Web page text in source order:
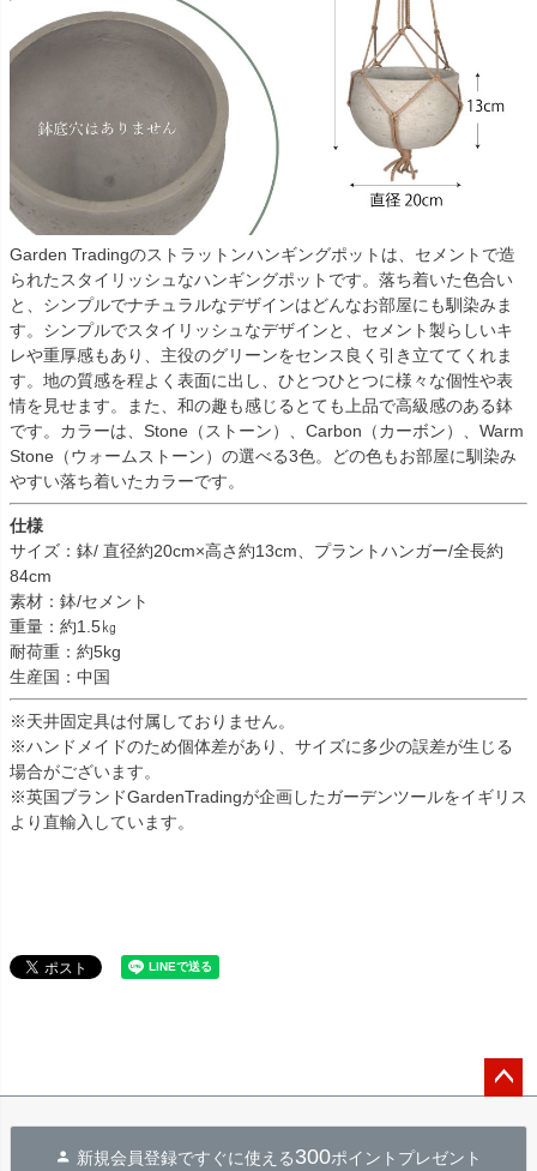
Garden Tradingのストラットンハンギングポットは、セメントで造
られたスタイリッシュなハンギングポットです。落ち着いた色合い
と、シンプルでナチュラルなデザインはどんなお部屋にも馴染みま
す。シンプルでスタイリッシュなデザインと、セメント製らしいキ
レや重厚感もあり、主役のグリーンをセンス良く引き立ててくれま
す。地の質感を程よく表面に出し、ひとつひとつに様々な個性や表
情を見せます。また、和の趣も感じるとても上品で高級感のある鉢
です。カラーは、Stone（ストーン）、Carbon（カーボン）、Warm
Stone（ウォームストーン）の選べる3色。どの色もお部屋に馴染み
やすい落ち着いたカラーです。
仕様
サイズ：鉢/ 直径約20cm×高さ約13cm、プラントハンガー/全長約
84cm
素材：鉢/セメント
重量：約1.5㎏
耐荷重：約5kg
生産国：中国
※天井固定具は付属しておりません。
※ハンドメイドのため個体差があり、サイズに多少の誤差が生じる
場合がございます。
※英国ブランドGardenTradingが企画したガーデンツールをイギリス
より直輸入しています。
新規会員登録ですぐに使える300ポイントプレゼント